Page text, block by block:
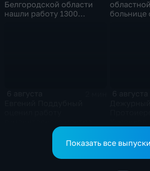
Белгородской области
нашли работу 1300
больнице
в Грайворонском округе
Показать все выпуски